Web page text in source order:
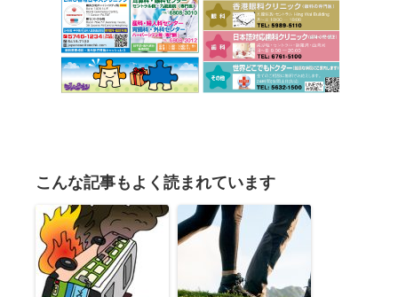
こんな記事もよく読まれています